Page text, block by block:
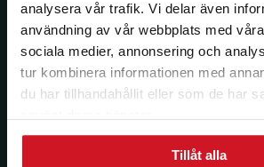
analysera vår trafik. Vi delar även
användning av vår webbplats med
sociala medier, annonsering och
tur kombinera informationen med
du har tillhandahållit eller som de har
Tillåt alla